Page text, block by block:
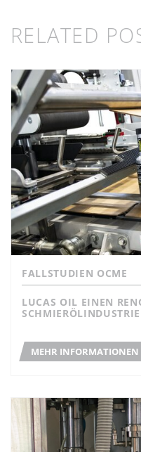
RELATED
FALLSTUDIEN OCME
LUCAS OIL EINEN
MEHR INFORMATIONEN